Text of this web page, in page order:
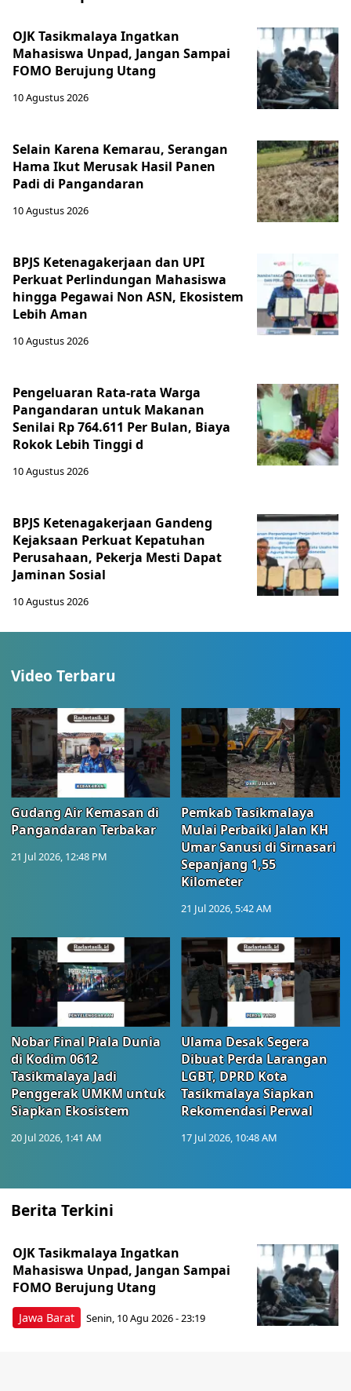
OJK Tasikmalaya Ingatkan
Mahasiswa Unpad, Jangan Sampai
FOMO Berujung Utang
10 Agustus 2026
Selain Karena Kemarau, Serangan
Hama Ikut Merusak Hasil Panen
Padi di Pangandaran
10 Agustus 2026
BPJS Ketenagakerjaan dan UPI
Perkuat Perlindungan Mahasiswa
hingga Pegawai Non ASN, Ekosistem
Lebih Aman
10 Agustus 2026
Pengeluaran Rata-rata Warga
Pangandaran untuk Makanan
Senilai Rp 764.611 Per Bulan, Biaya
Rokok Lebih Tinggi d
10 Agustus 2026
BPJS Ketenagakerjaan Gandeng
Kejaksaan Perkuat Kepatuhan
Perusahaan, Pekerja Mesti Dapat
Jaminan Sosial
10 Agustus 2026
Video Terbaru
Gudang Air Kemasan di
Pangandaran Terbakar
21 Jul 2026, 12:48 PM
Pemkab Tasikmalaya
Mulai Perbaiki Jalan KH
Umar Sanusi di Sirnasari
Sepanjang 1,55
Kilometer
21 Jul 2026, 5:42 AM
Nobar Final Piala Dunia
di Kodim 0612
Tasikmalaya Jadi
Penggerak UMKM untuk
Siapkan Ekosistem
20 Jul 2026, 1:41 AM
Ulama Desak Segera
Dibuat Perda Larangan
LGBT, DPRD Kota
Tasikmalaya Siapkan
Rekomendasi Perwal
17 Jul 2026, 10:48 AM
Berita Terkini
Jawa Barat
OJK Tasikmalaya Ingatkan
Mahasiswa Unpad, Jangan Sampai
FOMO Berujung Utang
Senin, 10 Agu 2026 - 23:19